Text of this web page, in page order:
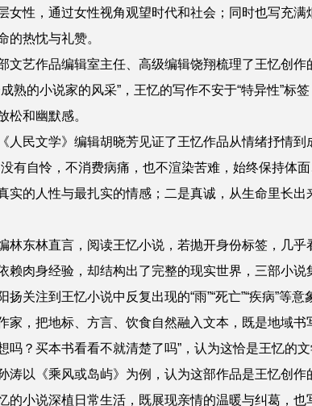
女性，通过女性视角观望时代和社会；同时也写充
的热忱与礼赞。
文艺作品编辑室主任、高级编辑饶翔梳理了王忆创作
熟的小说家的风采”，王忆的写作不安于“特异性”标
松和幽默感。
人民文学》编辑胡晓芳见证了王忆作品从情绪抒情
有自怜，不消费病痛，也不渲染苦难，始终保持体
实的人性与最扎实的情感；二是真诚，从生命里长
林东林直言，阅读王忆小说，若抛开身份标签，几
赖肉身经验，却结构出了完整的现实世界，三部小说
扬关注到王忆小说中反复出现的“雨”“死亡”“疾病”等
家，把地标、方言、饮食自然融入文本，既是地域
吗？买本书看看不就清楚了吗”，认为这恰是王忆的文
涛以《乘风或岛屿》为例，认为这部作品是王忆创
的小说深植日常生活，既展现亲情的温暖与纠葛，